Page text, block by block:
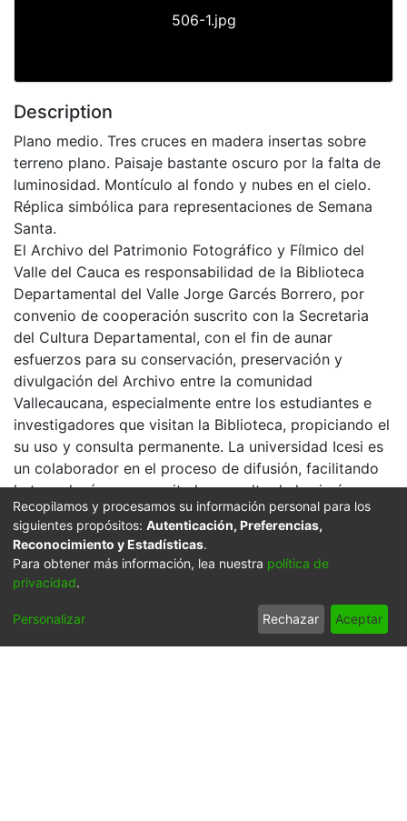
506-1.jpg
Description
Plano medio. Tres cruces en madera insertas sobre
terreno plano. Paisaje bastante oscuro por la falta de
luminosidad. Montículo al fondo y nubes en el cielo.
Réplica simbólica para representaciones de Semana
Santa.
El Archivo del Patrimonio Fotográfico y Fílmico del
Valle del Cauca es responsabilidad de la Biblioteca
Departamental del Valle Jorge Garcés Borrero, por
convenio de cooperación suscrito con la Secretaria
del Cultura Departamental, con el fin de aunar
esfuerzos para su conservación, preservación y
divulgación del Archivo entre la comunidad
Vallecaucana, especialmente entre los estudiantes e
investigadores que visitan la Biblioteca, propiciando el
su uso y consulta permanente. La universidad Icesi es
un colaborador en el proceso de difusión, facilitando
la tecnología que permite la consulta de las imágenes.
Click on the image to open the gallery.
Citation
Salazar Toro, E. L. (2005). Plano medio. Santiago de
Cali: Biblioteca Departamental Jorge Garces Borrero.
Recopilamos y procesamos su información personal para los
siguientes propósitos: Autenticación, Preferencias,
Reconocimiento y Estadísticas.
Para obtener más información, lea nuestra política de
privacidad.
Personalizar Rechazar Aceptar